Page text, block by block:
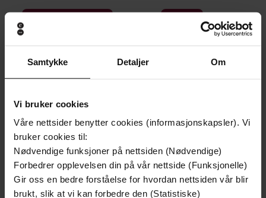
Samtykke Detaljer Om
Vi bruker cookies
Våre nettsider benytter cookies (informasjonskapsler). Vi
bruker cookies til:
Nødvendige funksjoner på nettsiden (Nødvendige)
Forbedrer opplevelsen din på vår nettside (Funksjonelle)
Gir oss en bedre forståelse for hvordan nettsiden vår blir
brukt, slik at vi kan forbedre den (Statistiske)
Premium
199,-
Premium